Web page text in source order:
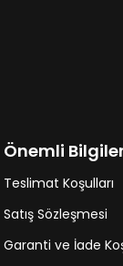
Önemli
Teslimat Koşulları
Satış Sözleşmesi
Garanti ve İade